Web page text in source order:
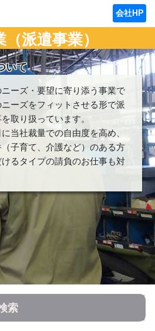
会社HP
派遣事業）
いて
ーズ・要望に寄り添う事業で
ーズをフィットさせる形で派
取り扱っています。
当社裁量での自由度を高め、
子育て、介護など）のある方
るタイプの請負のお仕事も対
索